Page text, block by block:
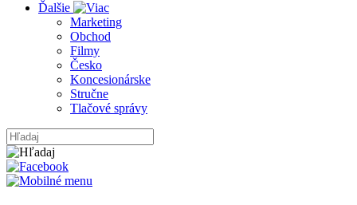
Ďalšie
Marketing
Obchod
Filmy
Česko
Koncesionárske
Stručne
Tlačové správy